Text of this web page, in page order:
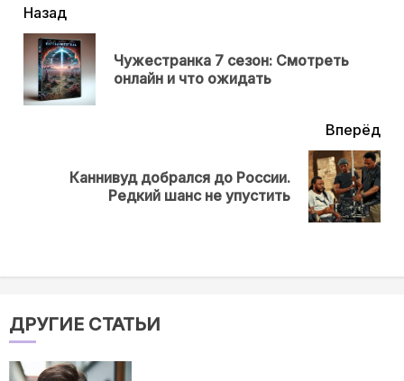
читать
еще
Назад
Чужестранка 7 сезон: Смотреть
онлайн и что ожидать
Вперёд
Каннивуд добрался до России.
Редкий шанс не упустить
ДРУГИЕ СТАТЬИ